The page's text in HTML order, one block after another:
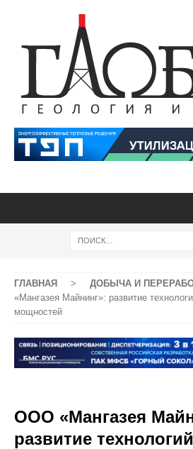
ГЛАВНАЯ > ДОБЫЧА И
«Мангазея Майнинг»: развитие
мощностей
ООО «Мангазея
развитие